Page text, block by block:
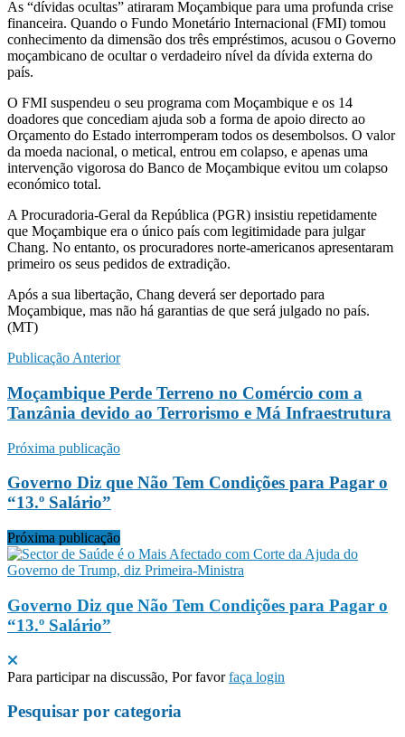
As “dívidas ocultas” atiraram Moçambique para uma profunda crise
financeira. Quando o Fundo Monetário Internacional (FMI) tomou
conhecimento da dimensão dos três empréstimos, acusou o Governo
moçambicano de ocultar o verdadeiro nível da dívida externa do
país.
O FMI suspendeu o seu programa com Moçambique e os 14
doadores que concediam ajuda sob a forma de apoio directo ao
Orçamento do Estado interromperam todos os desembolsos. O valor
da moeda nacional, o metical, entrou em colapso, e apenas uma
intervenção vigorosa do Banco de Moçambique evitou um colapso
económico total.
A Procuradoria-Geral da República (PGR) insistiu repetidamente
que Moçambique era o único país com legitimidade para julgar
Chang. No entanto, os procuradores norte-americanos apresentaram
primeiro os seus pedidos de extradição.
Após a sua libertação, Chang deverá ser deportado para
Moçambique, mas não há garantias de que será julgado no país.
(MT)
Publicação Anterior
Moçambique Perde Terreno no Comércio com a
Tanzânia devido ao Terrorismo e Má Infraestrutura
Próxima publicação
Governo Diz que Não Tem Condições para Pagar o
“13.º Salário”
Próxima publicação
Governo Diz que Não Tem Condições para Pagar o
“13.º Salário”
Para participar na discussão, Por favorfaça login
Pesquisar por categoria